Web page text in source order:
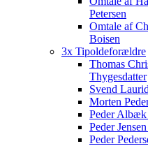
Petersen
Omtale af
Boisen
3x Tipoldeforældre
Thomas
Thygesdatter
Svend
Morten
Peder
Peder
Peder